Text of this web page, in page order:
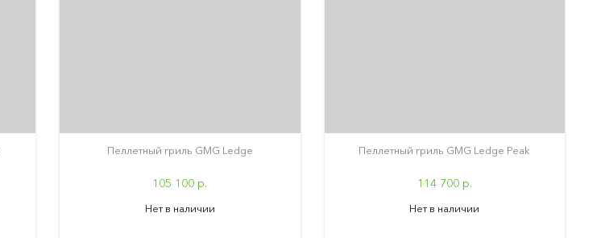
Пеллетный гриль GMG Ledge
105 100 р.
Нет в наличии
Пеллетный гриль GMG Ledge Peak
114 700 р.
Нет в наличии